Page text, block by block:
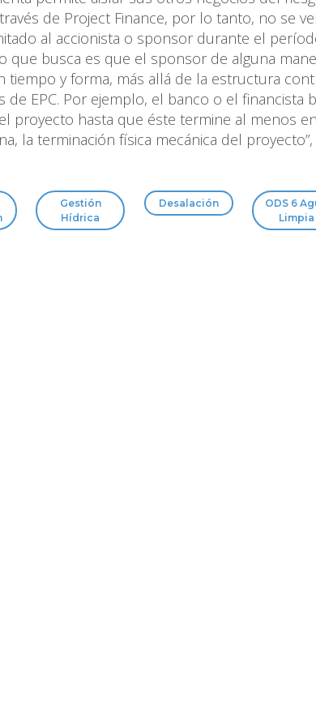
de Project Finance, por lo tanto, no se
al accionista o sponsor durante el
que busca es que el sponsor de alguna
tiempo y forma, más allá de la estructura
de EPC. Por ejemplo, el banco o el
proyecto hasta que éste termine al menos
la terminación física mecánica del
Gestión
Hídrica
Desalación
ODS 6
Limpia